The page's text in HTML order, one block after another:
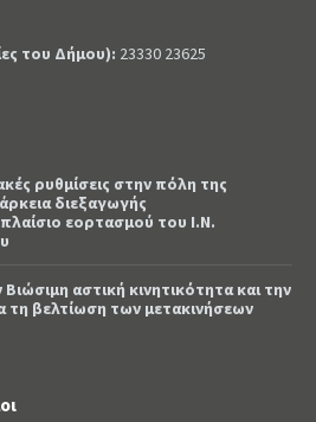
του Δήμου): 23330 23625
ρυθμίσεις στην πόλη της
διεξαγωγής
εορτασμού του Ι.Ν.
αστική κινητικότητα και την
βελτίωση των μετακινήσεων